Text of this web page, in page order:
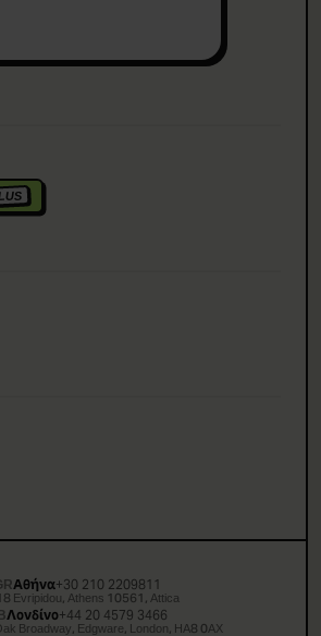
Αθήνα+30 210 2209811
Evripidou, Athens 10561, Attica
Λονδίνο+44 20 4579 3466
Broadway, Edgware, London, HA8 0AX